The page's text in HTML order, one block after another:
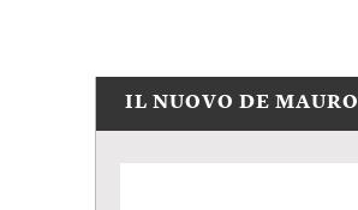
IL NUOVO DE MAURO